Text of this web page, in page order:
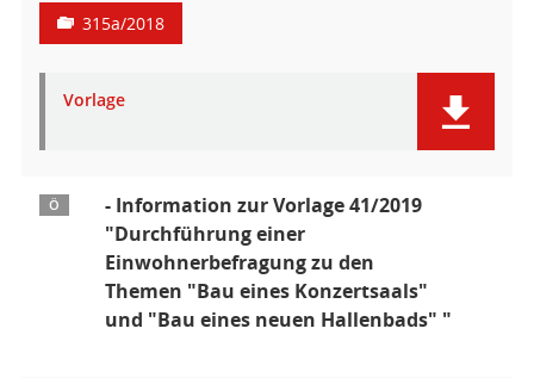
315a/2018
Vorlage
Ö
- Information zur Vorlage 41/2019
"Durchführung einer
Einwohnerbefragung zu den
Themen "Bau eines Konzertsaals"
und "Bau eines neuen Hallenbads" "